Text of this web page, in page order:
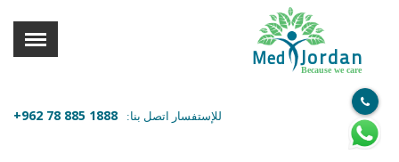
X
معلومات المستخدم
Med Jordan
Because we care
للإستفسار اتصل بنا: +962 78 885 1888